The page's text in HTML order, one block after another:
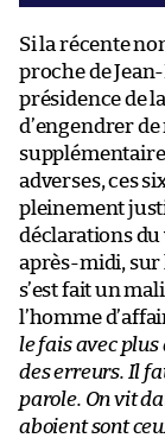
Si la récente
proche de
présidence de
d’engendrer
adverses, ces
pleinement
déclarations
après-midi, sur
s’est fait un
l’homme
le fais avec plus
des erreurs. Il
parole. On vit
aboient sont